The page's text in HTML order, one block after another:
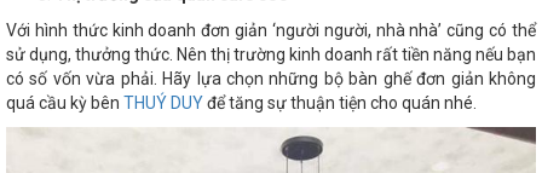
Với hình thức kinh doanh đơn giản ‘người người, nhà nhà’ cũng có thể
sử dụng, thưởng thức. Nên thị trường kinh doanh rất tiền năng nếu bạn
có số vốn vừa phải. Hãy lựa chọn những bộ bàn ghế đơn giản không
quá cầu kỳ bên THUÝ DUYđể tăng sự thuận tiện cho quán nhé.